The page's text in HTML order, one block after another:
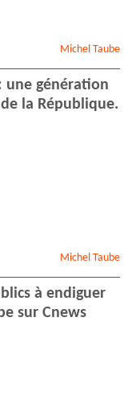
Michel Taube
une génération
la République.
Michel Taube
à endiguer
sur Cnews